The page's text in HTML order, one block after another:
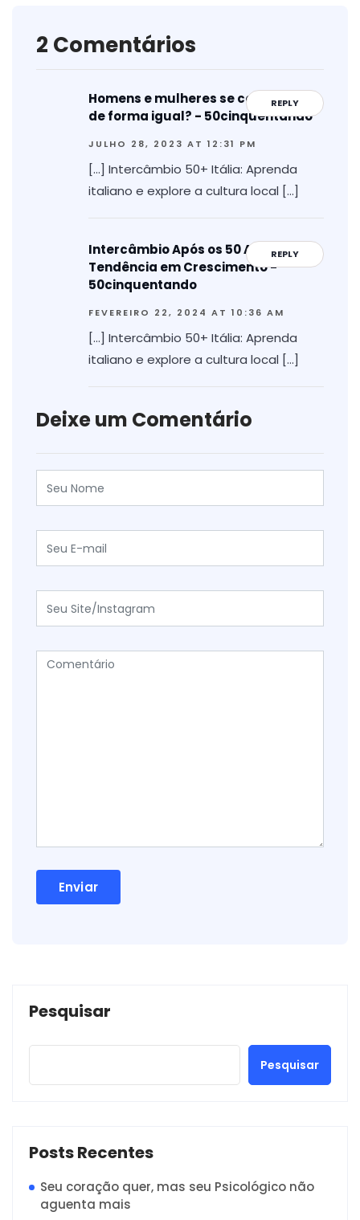
2 Comentários
REPLY
Homens e mulheres se comunicam
de forma igual? - 50cinquentando
JULHO 28, 2023 AT 12:31 PM
[…] Intercâmbio 50+ Itália: Aprenda
italiano e explore a cultura local […]
REPLY
Intercâmbio Após os 50 Anos uma
Tendência em Crescimento -
50cinquentando
FEVEREIRO 22, 2024 AT 10:36 AM
[…] Intercâmbio 50+ Itália: Aprenda
italiano e explore a cultura local […]
Deixe um Comentário
Pesquisar
Pesquisar
Posts Recentes
Seu coração quer, mas seu Psicológico não
aguenta mais